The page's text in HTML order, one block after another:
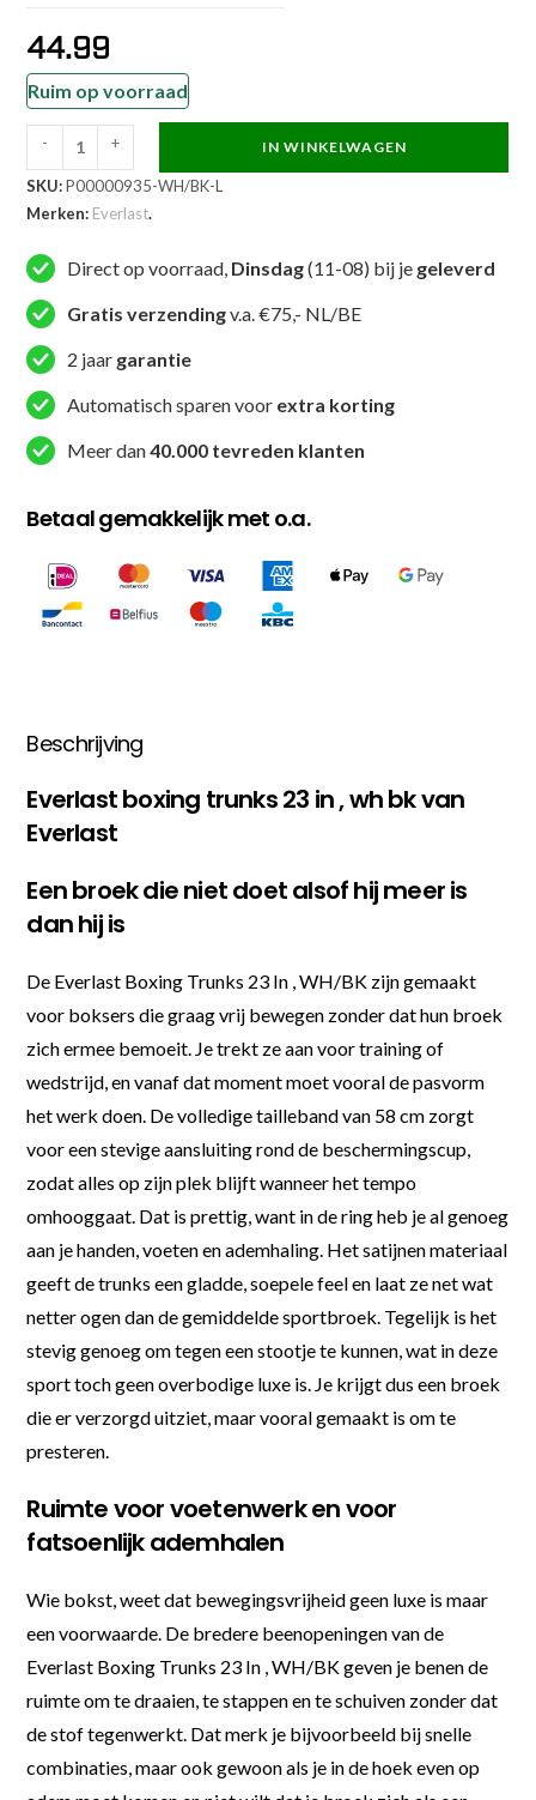
44.99
Ruim op voorraad
Boksshort
-
Boxing
Trunks
23
In
-
Zwart
- + IN WINKELWAGEN
SKU:P00000935-WH/BK-L
Merken: Everlast.
Direct op voorraad, Dinsdag(11-08) bij je geleverd
Gratis verzendingv.a. €75,- NL/BE
2 jaar garantie
Automatisch sparen voor extra korting
Meer dan40.000 tevreden klanten
Betaal gemakkelijk met o.a.
Beschrijving
Everlast boxing trunks 23 in , wh bk van
Everlast
Een broek die niet doet alsof hij meer is
dan hij is
De Everlast Boxing Trunks 23 In , WH/BK zijn gemaakt
voor boksers die graag vrij bewegen zonder dat hun broek
zich ermee bemoeit. Je trekt ze aan voor training of
wedstrijd, en vanaf dat moment moet vooral de pasvorm
het werk doen. De volledige tailleband van 58 cm zorgt
voor een stevige aansluiting rond de beschermingscup,
zodat alles op zijn plek blijft wanneer het tempo
omhooggaat. Dat is prettig, want in de ring heb je al genoeg
aan je handen, voeten en ademhaling. Het satijnen materiaal
geeft de trunks een gladde, soepele feel en laat ze net wat
netter ogen dan de gemiddelde sportbroek. Tegelijk is het
stevig genoeg om tegen een stootje te kunnen, wat in deze
sport toch geen overbodige luxe is. Je krijgt dus een broek
die er verzorgd uitziet, maar vooral gemaakt is om te
presteren.
Ruimte voor voetenwerk en voor
fatsoenlijk ademhalen
Wie bokst, weet dat bewegingsvrijheid geen luxe is maar
een voorwaarde. De bredere beenopeningen van de
Everlast Boxing Trunks 23 In , WH/BK geven je benen de
ruimte om te draaien, te stappen en te schuiven zonder dat
de stof tegenwerkt. Dat merk je bijvoorbeeld bij snelle
combinaties, maar ook gewoon als je in de hoek even op